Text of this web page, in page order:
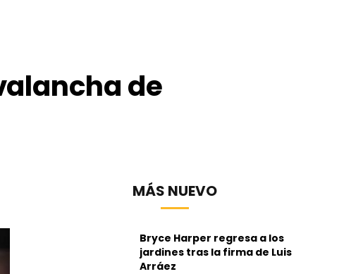
de
MÁS NUEVO
Bryce Harper regresa a los
jardines tras la firma de Luis
Arráez